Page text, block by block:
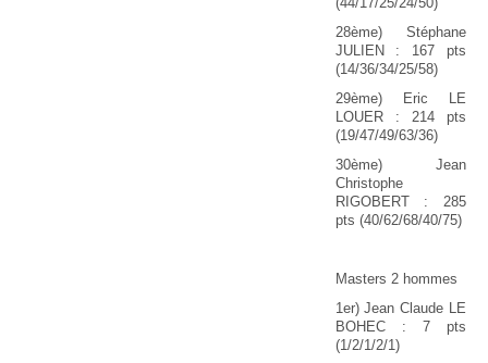
28ème) Stéphane
JULIEN : 167 pts
(14/36/34/25/58)
29ème) Eric LE
LOUER : 214 pts
(19/47/49/63/36)
30ème) Jean
Christophe
RIGOBERT : 285
pts (40/62/68/40/75)
Masters 2 hommes
1er) Jean Claude LE
BOHEC : 7 pts
(1/2/1/2/1)